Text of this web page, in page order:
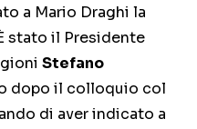
a Mario Draghi la
stato il Presidente
Stefano
dopo il colloquio col
di aver indicato a